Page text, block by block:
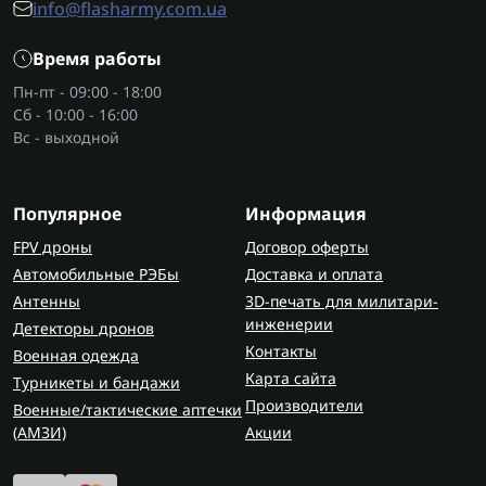
зарядки.
должны выдерживать нагрузки.
Во время работы в полевых условиях
дроновпомогают вовремя заметить присутствие
Только правильно подобранные запчасти на
дрон позволяют оператору быть уверенным в
технике.
Где приобрести запчасти для дронов
и квадрокоптеров?
Купить запчасти для квадрокоптера можно в
Flash Army. Квадрокоптер запчасти купить вы
можете на сайте, где представлен широкий
выбор: от рам и моторов до электроники и
info@flasharmy.com.ua
Время работы
Пн-пт - 09:00 - 18:00
Сб - 10:00 - 16:00
Вс - выходной
Популярное
FPV дроны
Автомобильные РЭБы
Антенны
Детекторы дронов
Военная одежда
Турникеты и бандажи
Военные/тактические аптечки
(AMЗИ)
Информация
Договор оферты
Доставка и оплата
3D-печать для милитари-
инженерии
Контакты
Карта сайта
Производители
Акции